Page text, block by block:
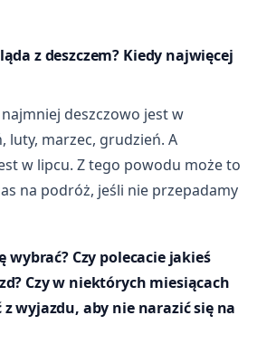
z deszczem? Kiedy najwięcej
deszczowo jest w
luty, marzec, grudzień. A
w lipcu. Z tego powodu może to
na podróż, jeśli nie przepadamy
wybrać? Czy polecacie jakieś
Czy w niektórych miesiącach
wyjazdu, aby nie narazić się na